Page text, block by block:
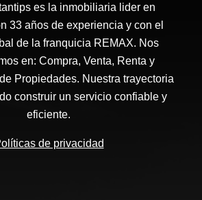
es la inmobiliaria lider en
33 años de experiencia y con el
de la franquicia REMAX. Nos
en: Compra, Venta, Renta y
Propiedades. Nuestra trayectoria
construir un servicio confiable y
eficiente.
de privacidad